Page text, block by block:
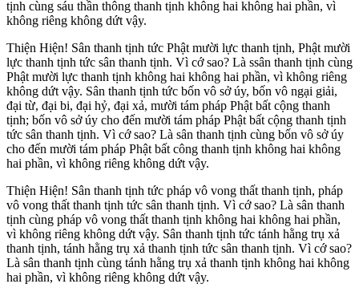
tịnh cùng sáu thần thông thanh tịnh không hai không hai phần, vì
không riêng không dứt vậy.
Thiện Hiện! Sân thanh tịnh tức Phật mười lực thanh tịnh, Phật mười
lực thanh tịnh tức sân thanh tịnh. Vì cớ sao? Là ssân thanh tịnh cùng
Phật mười lực thanh tịnh không hai không hai phần, vì không riêng
không dứt vậy. Sân thanh tịnh tức bốn vô sở úy, bốn vô ngại giải,
đại từ, đại bi, đại hỷ, đại xả, mười tám pháp Phật bất cộng thanh
tịnh; bốn vô sở úy cho đến mười tám pháp Phật bất cộng thanh tịnh
tức sân thanh tịnh. Vì cớ sao? Là sân thanh tịnh cùng bốn vô sở úy
cho đến mười tám pháp Phật bất công thanh tịnh không hai không
hai phần, vì không riêng không dứt vậy.
Thiện Hiện! Sân thanh tịnh tức pháp vô vong thất thanh tịnh, pháp
vô vong thất thanh tịnh tức sân thanh tịnh. Vì cớ sao? Là sân thanh
tịnh cùng pháp vô vong thất thanh tịnh không hai không hai phần,
vì không riêng không dứt vậy. Sân thanh tịnh tức tánh hằng trụ xả
thanh tịnh, tánh hằng trụ xả thanh tịnh tức sân thanh tịnh. Vì cớ sao?
Là sân thanh tịnh cùng tánh hằng trụ xả thanh tịnh không hai không
hai phần, vì không riêng không dứt vậy.